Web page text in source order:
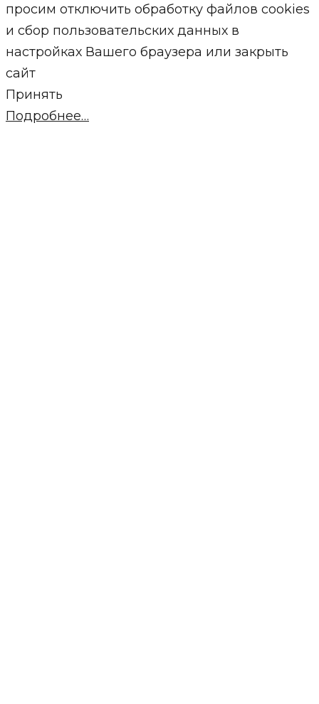
просим отключить обработку файлов cookies
и сбор пользовательских данных в
настройках Вашего браузера или закрыть
сайт
Принять
Подробнее…